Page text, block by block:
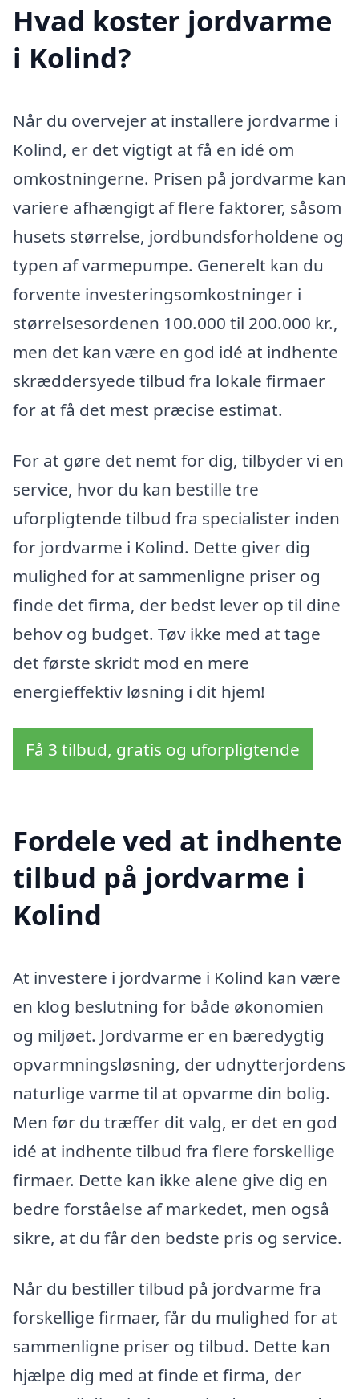
Hvad koster jordvarme
i Kolind?
Når du overvejer at installere jordvarme i
Kolind, er det vigtigt at få en idé om
omkostningerne. Prisen på jordvarme kan
variere afhængigt af flere faktorer, såsom
husets størrelse, jordbundsforholdene og
typen af varmepumpe. Generelt kan du
forvente investeringsomkostninger i
størrelsesordenen 100.000 til 200.000 kr.,
men det kan være en god idé at indhente
skræddersyede tilbud fra lokale firmaer
for at få det mest præcise estimat.
For at gøre det nemt for dig, tilbyder vi en
service, hvor du kan bestille tre
uforpligtende tilbud fra specialister inden
for jordvarme i Kolind. Dette giver dig
mulighed for at sammenligne priser og
finde det firma, der bedst lever op til dine
behov og budget. Tøv ikke med at tage
det første skridt mod en mere
energieffektiv løsning i dit hjem!
Få 3 tilbud, gratis og uforpligtende
Fordele ved at indhente
tilbud på jordvarme i
Kolind
At investere i jordvarme i Kolind kan være
en klog beslutning for både økonomien
og miljøet. Jordvarme er en bæredygtig
opvarmningsløsning, der udnytterjordens
naturlige varme til at opvarme din bolig.
Men før du træffer dit valg, er det en god
idé at indhente tilbud fra flere forskellige
firmaer. Dette kan ikke alene give dig en
bedre forståelse af markedet, men også
sikre, at du får den bedste pris og service.
Når du bestiller tilbud på jordvarme fra
forskellige firmaer, får du mulighed for at
sammenligne priser og tilbud. Dette kan
hjælpe dig med at finde et firma, der